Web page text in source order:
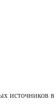
источников в